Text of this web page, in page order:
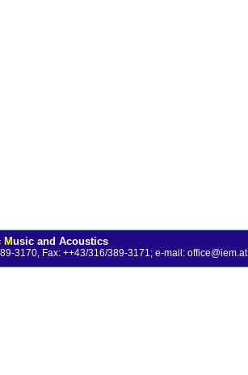
Music and Acoustics
3170, Fax: ++43/316/389-3171; e-mail: office@iem.at